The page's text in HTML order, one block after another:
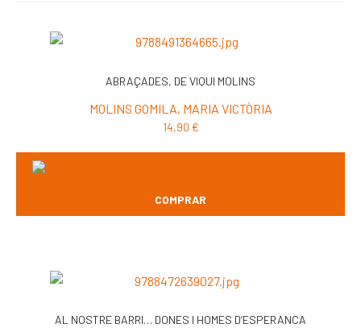
ABRAÇADES, DE VIQUI MOLINS
MOLINS GOMILA, MARIA VICTÒRIA
14,90 €
COMPRAR
AL NOSTRE BARRI… DONES I HOMES D’ESPERANCA